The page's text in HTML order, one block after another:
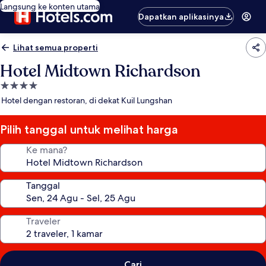
Langsung ke konten utama
Dapatkan aplikasinya
Lihat semua properti
Hotel Midtown Richardson
Properti
bintang
Hotel dengan restoran, di dekat Kuil Lungshan
Pilih tanggal untuk melihat harga
Ke mana?
Tanggal
Traveler